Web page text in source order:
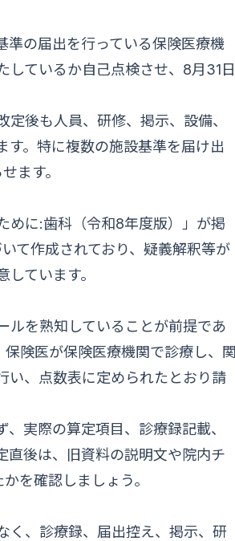
準の届出を行っている保険医療機
しているか自己点検させ、8月31日
後も人員、研修、掲示、設備、
。特に複数の施設基準を届け出
ます。
めに:歯科（令和8年度版）」が掲
て作成されており、疑義解釈等が
ています。
ルを熟知していることが前提であ
険医が保険医療機関で診療し、関
い、点数表に定められたとおり請
実際の算定項目、診療録記載、
直後は、旧資料の説明文や院内チ
を確認しましょう。
く、診療録、届出控え、掲示、研